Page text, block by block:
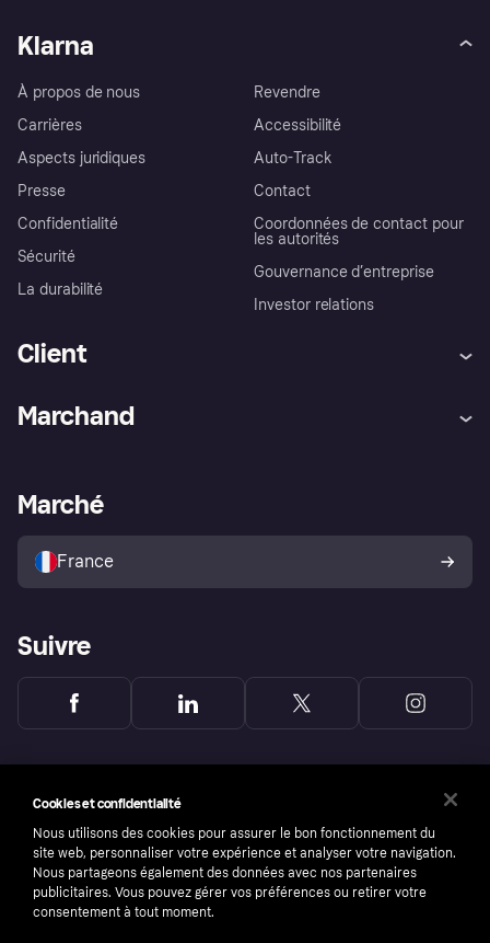
Klarna
À propos de nous
Carrières
Aspects juridiques
Presse
Confidentialité
Sécurité
La durabilité
Revendre
Accessibilité
Auto-Track
Contact
Coordonnées de contact pour
les autorités
Gouvernance d’entreprise
Investor relations
Client
Explorez les magasins
Politique de protection de
l’acheteur Klarna
Marchand
Portail Marchand
Marché
France
Suivre
Cookies et confidentialité
Nous utilisons des cookies pour assurer le bon fonctionnement du
site web, personnaliser votre expérience et analyser votre navigation.
Nous partageons également des données avec nos partenaires
publicitaires. Vous pouvez gérer vos préférences ou retirer votre
consentement à tout moment.